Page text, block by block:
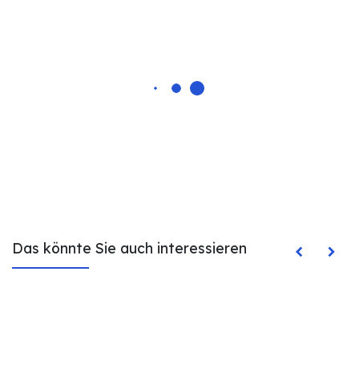
Das könnte Sie auch interessieren